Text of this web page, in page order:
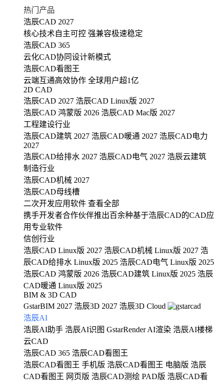
热门产品
浩辰CAD 2027
核心技术自主可控 强兼容极速稳定
浩辰CAD 365
云化CAD协同设计新模式
浩辰CAD看图王
云端互通高效协作 全球用户超1亿
2D CAD
浩辰CAD 2027 浩辰CAD Linux版 2027
浩辰CAD 鸿蒙版 2026 浩辰CAD Mac版 2027
工程建设行业
浩辰CAD建筑 2027 浩辰CAD暖通 2027 浩辰CAD电力
2027
浩辰CAD给排水 2027 浩辰CAD电气 2027 浩辰云建筑
制造行业
浩辰CAD机械 2027
浩辰CAD母线槽
二次开发应用软件 查看全部
携手开发者合作伙伴推出百余种基于浩辰CAD的CAD应
用专业软件
信创行业
浩辰CAD Linux版 2027 浩辰CAD机械 Linux版 2027 浩
辰CAD给排水 Linux版 2025 浩辰CAD电气 Linux版 2025
浩辰CAD 鸿蒙版 2026 浩辰CAD建筑 Linux版 2025 浩辰
CAD暖通 Linux版 2025
BIM & 3D CAD
GstarBIM 2027 浩辰3D 2027 浩辰3D Cloud
浩辰AI
浩辰AI助手 浩辰AI识图 GstarRender AI渲染 浩辰AI楼梯
云CAD
浩辰CAD 365 浩辰CAD看图王
浩辰CAD看图王 手机版 浩辰CAD看图王 电脑版 浩辰
CAD看图王 网页版 浩辰CAD测绘 PAD版 浩辰CAD看